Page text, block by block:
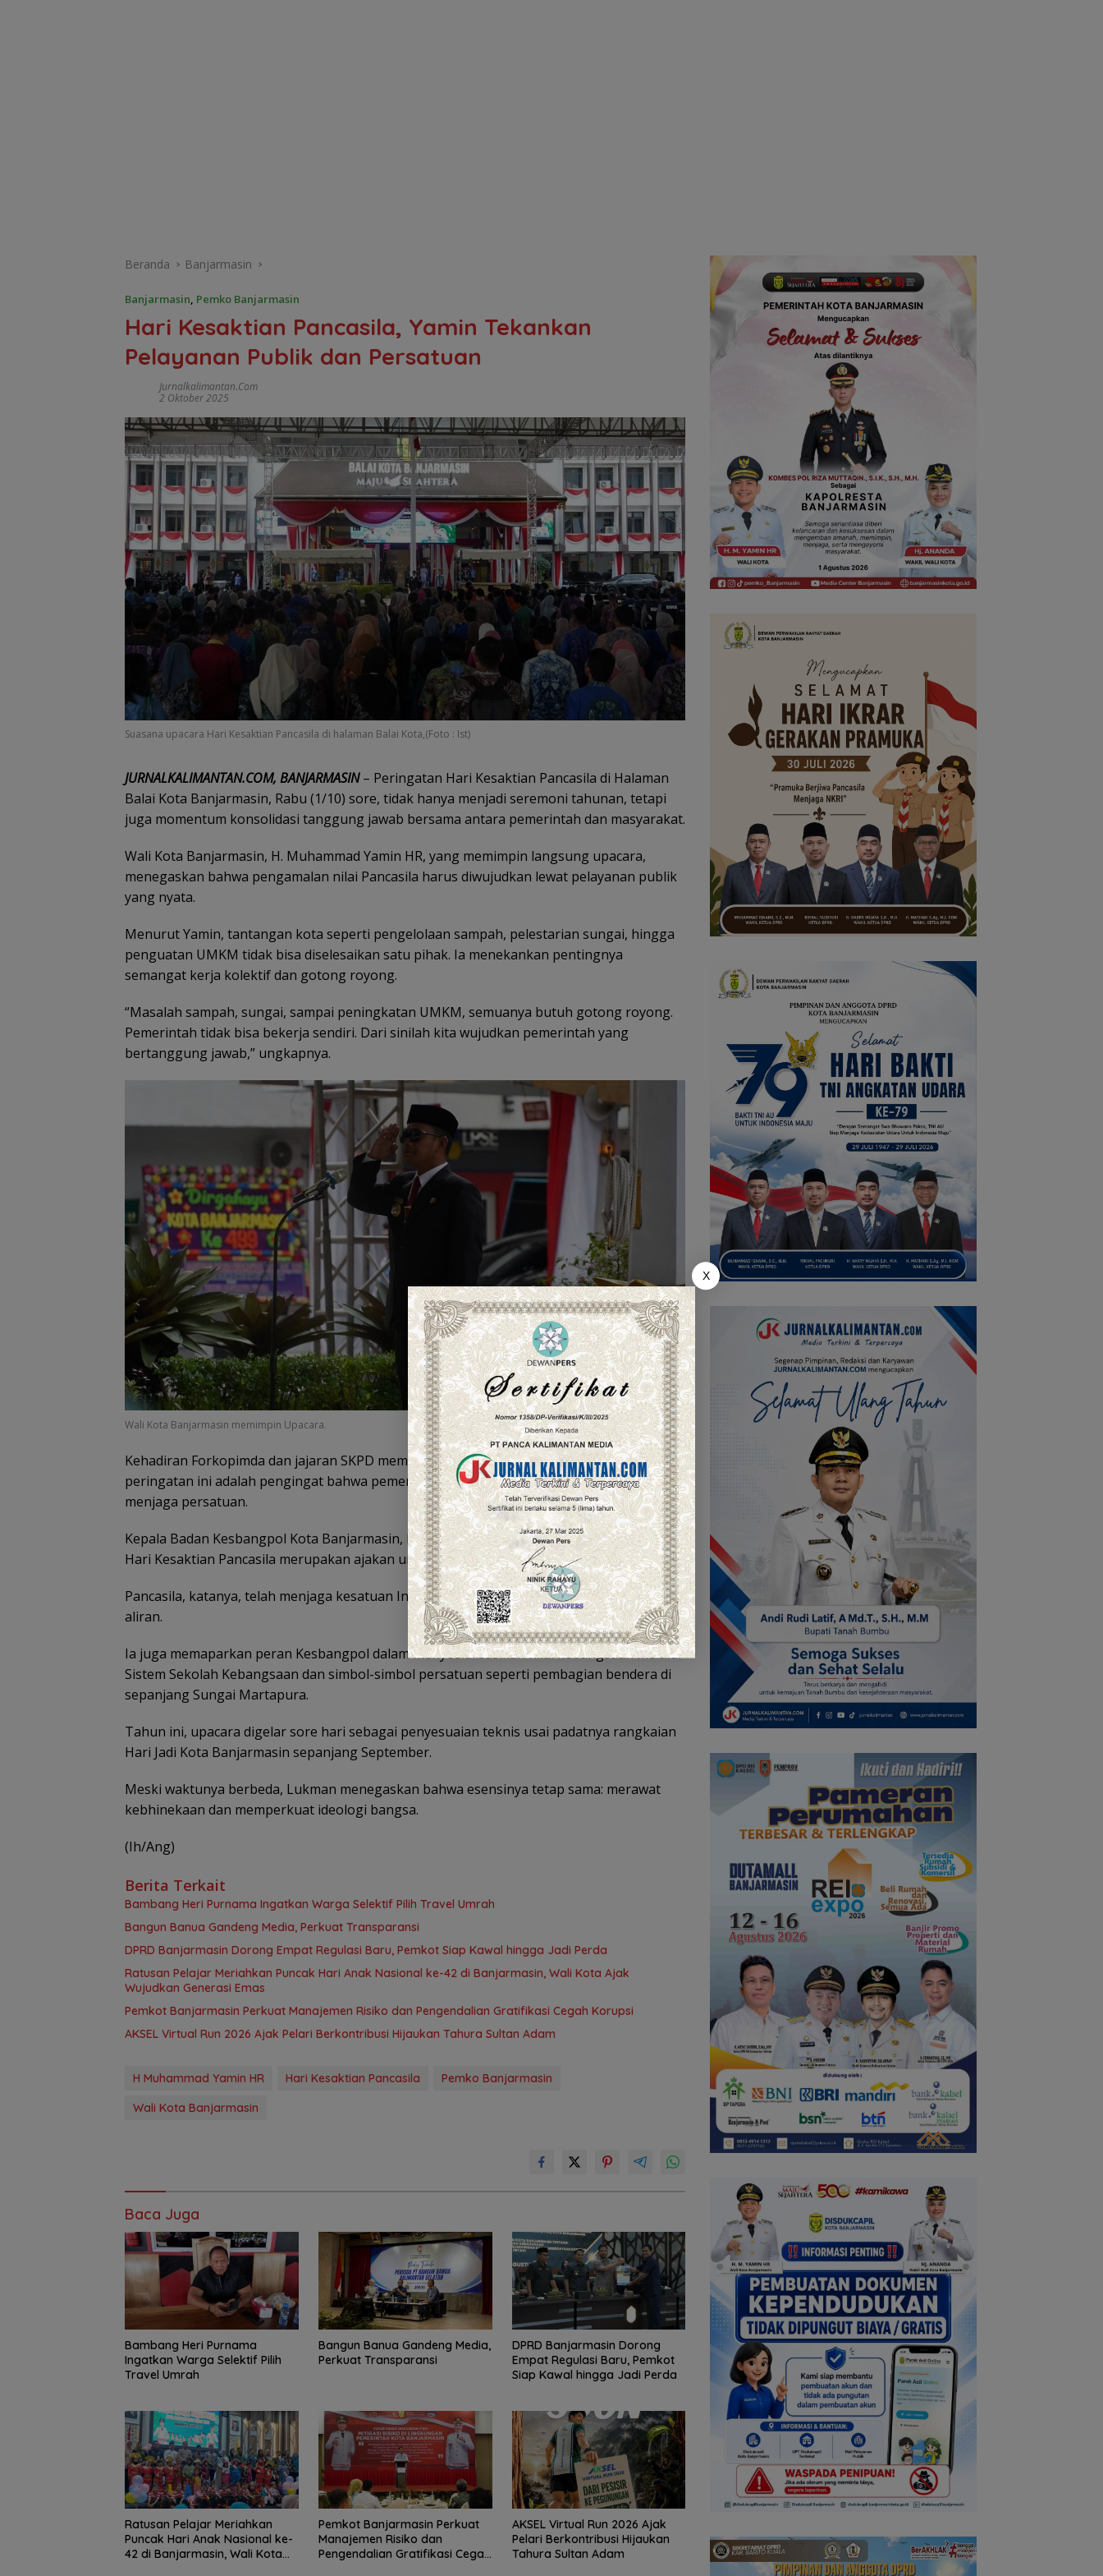
Beranda Banjarmasin
Banjarmasin, Pemko Banjarmasin
Hari Kesaktian Pancasila, Yamin Tekankan
Pelayanan Publik dan Persatuan
Jurnalkalimantan.com
2 Oktober 2025
Suasana upacara Hari Kesaktian Pancasila di halaman Balai Kota,(Foto : Ist)
JURNALKALIMANTAN.COM, BANJARMASIN– Peringatan Hari Kesaktian Pancasila di Halaman
Balai Kota Banjarmasin, Rabu (1/10) sore, tidak hanya menjadi seremoni tahunan, tetapi
juga momentum konsolidasi tanggung jawab bersama antara pemerintah dan masyarakat.
Wali Kota Banjarmasin, H. Muhammad Yamin HR, yang memimpin langsung upacara,
menegaskan bahwa pengamalan nilai Pancasila harus diwujudkan lewat pelayanan publik
yang nyata.
Menurut Yamin, tantangan kota seperti pengelolaan sampah, pelestarian sungai, hingga
penguatan UMKM tidak bisa diselesaikan satu pihak. Ia menekankan pentingnya
semangat kerja kolektif dan gotong royong.
“Masalah sampah, sungai, sampai peningkatan UMKM, semuanya butuh gotong royong.
Pemerintah tidak bisa bekerja sendiri. Dari sinilah kita wujudkan pemerintah yang
bertanggung jawab,” ungkapnya.
Wali Kota Banjarmasin memimpin Upacara.
Kehadiran Forkopimda dan jajaran SKPD memperkuat komitmen tersebut. Bagi Yamin,
peringatan ini adalah pengingat bahwa pemerintah harus memberi pelayanan terbaik dan
menjaga persatuan.
Kepala Badan Kesbangpol Kota Banjarmasin, Dr. Lukman Fadlun, menambahkan bahwa
Hari Kesaktian Pancasila merupakan ajakan untuk tidak melupakan fondasi bangsa.
Pancasila, katanya, telah menjaga kesatuan Indonesia di tengah keberagaman agama dan
aliran.
Ia juga memaparkan peran Kesbangpol dalam menyosialisasikan nilai kebangsaan melalui
Sistem Sekolah Kebangsaan dan simbol-simbol persatuan seperti pembagian bendera di
sepanjang Sungai Martapura.
Tahun ini, upacara digelar sore hari sebagai penyesuaian teknis usai padatnya rangkaian
Hari Jadi Kota Banjarmasin sepanjang September.
Meski waktunya berbeda, Lukman menegaskan bahwa esensinya tetap sama: merawat
kebhinekaan dan memperkuat ideologi bangsa.
(Ih/Ang)
Berita Terkait
Bambang Heri Purnama Ingatkan Warga Selektif Pilih Travel Umrah
Bangun Banua Gandeng Media, Perkuat Transparansi
DPRD Banjarmasin Dorong Empat Regulasi Baru, Pemkot Siap Kawal hingga Jadi Perda
Ratusan Pelajar Meriahkan Puncak Hari Anak Nasional ke-42 di Banjarmasin, Wali Kota Ajak
Wujudkan Generasi Emas
Pemkot Banjarmasin Perkuat Manajemen Risiko dan Pengendalian Gratifikasi Cegah Korupsi
AKSEL Virtual Run 2026 Ajak Pelari Berkontribusi Hijaukan Tahura Sultan Adam
H Muhammad Yamin HR Hari Kesaktian Pancasila
Pemko Banjarmasin
Wali Kota Banjarmasin
Baca Juga
Bambang Heri Purnama
Ingatkan Warga Selektif Pilih
Travel Umrah
Bangun Banua Gandeng Media,
Perkuat Transparansi
DPRD Banjarmasin Dorong
Empat Regulasi Baru, Pemkot
Siap Kawal hingga Jadi Perda
Ratusan Pelajar Meriahkan
Puncak Hari Anak Nasional ke-
42 di Banjarmasin, Wali Kota
Pemkot Banjarmasin Perkuat
Manajemen Risiko dan
Pengendalian Gratifikasi Cegah
AKSEL Virtual Run 2026 Ajak
Pelari Berkontribusi Hijaukan
Tahura Sultan Adam
X